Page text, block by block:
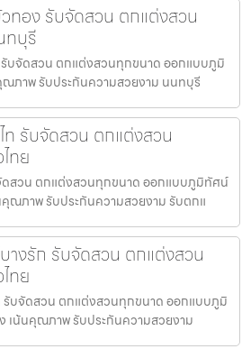
ทอง รับจัดสวน ตกแต่งสวน
บุรี
บจัดสวน ตกแต่งสวนทุกขนาด ออกแบบภูมิ
ณภาพ รับประกันความสวยงาม นนทบุรี
รับจัดสวน ตกแต่งสวน
ทย
สวน ตกแต่งสวนทุกขนาด ออกแบบภูมิทัศน์
คุณภาพ รับประกันความสวยงาม รับตกแ
งรัก รับจัดสวน ตกแต่งสวน
ทย
บจัดสวน ตกแต่งสวนทุกขนาด ออกแบบภูมิ
เน้นคุณภาพ รับประกันความสวยงาม